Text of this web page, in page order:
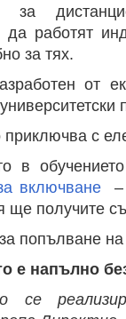
за
да работят
за тях.
от
приключва с
в
включване
ще получите
попълване
е напълно
се